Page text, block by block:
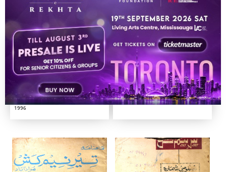
Shumara Number-010
1996
001